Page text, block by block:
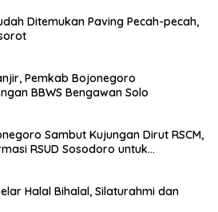
Ditemukan Paving Pecah-pecah,
Pemkab Bojonegoro
BBWS Bengawan Solo
Sambut Kujungan Dirut RSCM,
RSUD Sosodoro untuk
Halal Bihalal, Silaturahmi dan